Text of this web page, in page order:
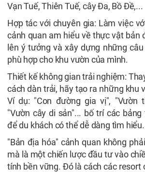
Vạn Tuế, Thiên Tuế, cây Đa, Bồ Đề,...
Hợp tác với chuyên gia: Làm việc
cảnh quan am hiểu về thực vật bản
lên ý tưởng và xây dựng những
phù hợp cho khu vườn của mình.
Thiết kế không gian trải nghiệm:
cách dàn trải, hãy tạo ra những khu
Ví dụ: "Con đường gia vị", "Vườn
"Vườn cây di sản"... bố trí các bảng
để du khách có thể dễ dàng tìm hiểu.
"Bản địa hóa" cảnh quan không
mà là một chiến lược đầu tư vào
tính bền vững. Đó là cách các resort